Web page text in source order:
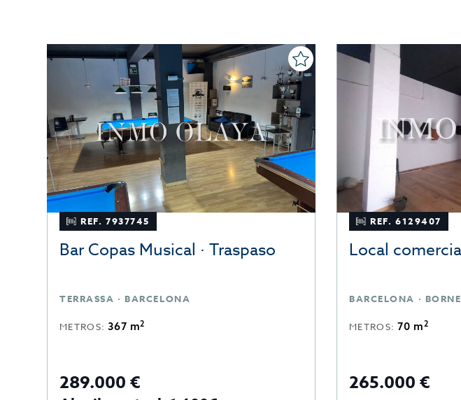
REF. 7937745
Bar Copas Musical · Traspaso
TERRASSA · BARCELONA
METROS:367 m2
289.000 €
REF. 6129407
Local
BARCELONA ·
METROS:70 m2
265.000 €